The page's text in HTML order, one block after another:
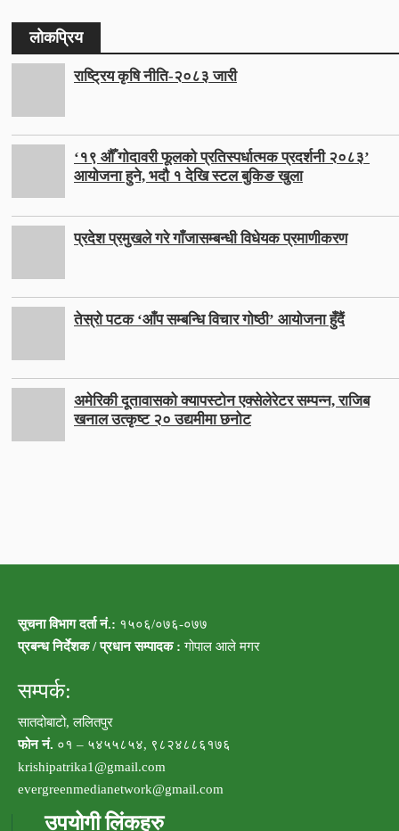
लोकप्रिय
राष्ट्रिय कृषि नीति-२०८३ जारी
‘१९ औँ गोदावरी फूलको प्रतिस्पर्धात्मक प्रदर्शनी २०८३’
आयोजना हुने, भदौ १ देखि स्टल बुकिङ खुला
प्रदेश प्रमुखले गरे गाँजासम्बन्धी विधेयक प्रमाणीकरण
तेस्रो पटक ‘आँप सम्बन्धि विचार गोष्ठी’ आयोजना हुँदैं
अमेरिकी दूतावासको क्यापस्टोन एक्सेलेरेटर सम्पन्न, राजिब
खनाल उत्कृष्ट २० उद्यमीमा छनोट
सूचना विभाग दर्ता नं.: १५०६/०७६-०७७
प्रबन्ध निर्देशक / प्रधान सम्पादक : गोपाल आले मगर
सम्पर्क:
सातदोबाटो, ललितपुर
फोन नं. ०१ – ५४५५८५४, ९८२४८८६१७६
krishipatrika1@gmail.com
evergreenmedianetwork@gmail.com
उपयोगी लिंकहरु